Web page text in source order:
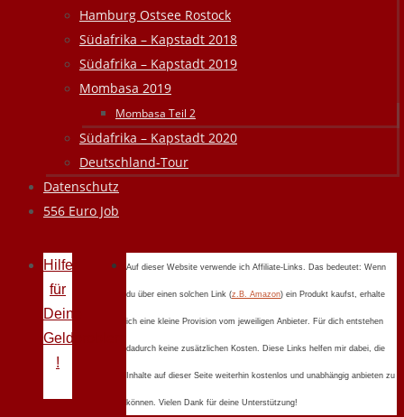
Hamburg Ostsee Rostock
Südafrika – Kapstadt 2018
Südafrika – Kapstadt 2019
Mombasa 2019
Mombasa Teil 2
Südafrika – Kapstadt 2020
Deutschland-Tour
Datenschutz
556 Euro Job
Hilfe
für
Deine
Geldprobleme
!
Auf dieser Website verwende ich Affiliate-Links. Das bedeutet: Wenn
du über einen solchen Link (z.B. Amazon) ein Produkt kaufst, erhalte
ich eine kleine Provision vom jeweiligen Anbieter. Für dich entstehen
dadurch keine zusätzlichen Kosten. Diese Links helfen mir dabei, die
Inhalte auf dieser Seite weiterhin kostenlos und unabhängig anbieten zu
können. Vielen Dank für deine Unterstützung!